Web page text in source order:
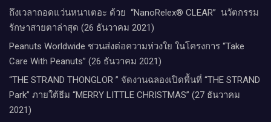
ถึงเวลาถอดแว่นหนาเตอะ ด้วย “NanoRelex® CLEAR” นวัตกรรม
รักษาสายตาล่าสุด (26 ธันวาคม 2021)
Peanuts Worldwide ชวนส่งต่อความห่วงใย​ ​ในโครงการ “Take
Care With Peanuts” (26 ธันวาคม 2021)
“THE STRAND THONGLOR ” จัดงานฉลองเปิดพื้นที่ “THE STRAND
Park” ภายใต้ธีม “MERRY LITTLE CHRISTMAS” (27 ธันวาคม
2021)